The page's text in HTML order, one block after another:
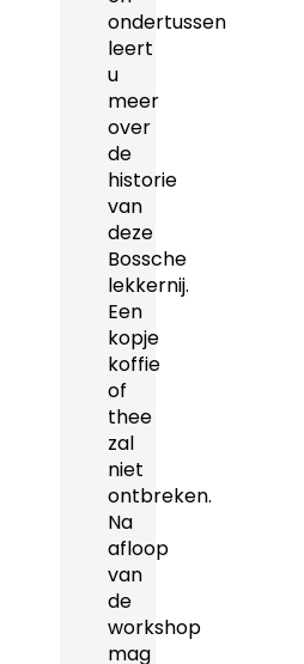
ondertussen
leert
u
meer
over
de
historie
van
deze
Bossche
lekkernij.
Een
kopje
koffie
of
thee
zal
niet
ontbreken.
Na
afloop
van
de
workshop
mag